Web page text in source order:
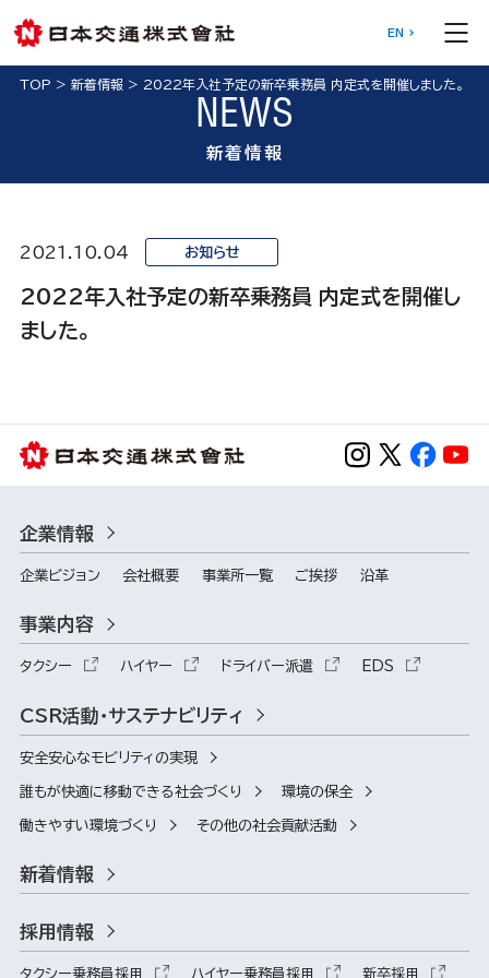
EN
TOP > 新着情報> 2022年入社予定の新卒乗務員 内定式を開催しました。
NEWS
新着情報
2021.10.04 お知らせ
2022年入社予定の新卒乗務員 内定式を開催し
ました。
企業情報
企業ビジョン 会社概要 事業所一覧 ご挨拶 沿革
事業内容
タクシー ハイヤー ドライバー派遣 EDS
CSR活動・サステナビリティ
安全安心なモビリティの実現
誰もが快適に移動できる社会づくり 環境の保全
働きやすい環境づくり その他の社会貢献活動
新着情報
採用情報
タクシー乗務員採用 ハイヤー乗務員採用 新卒採用